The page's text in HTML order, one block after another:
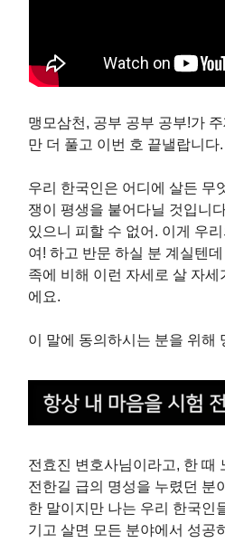
맹모삼천, 공부 공부 공부!가
만 더 풀고 이번 호 끝낼랍니다.
우리 한국인은 어디에 살든 무
쟁이 평생을 붙어다닐 것입니
있으니 피할 수 없어. 이게 우
여! 하고 반문 하실 분 계실텐
족에 비해 이런 자세로 살 자세
에요.
이 말에 동의하시는 분을 위해
전효진 변호사님이라고, 한 때
전한길 급의 명성을 누렸던 분
한 말이지만 나는 우리 한국인
기고 살면 모든 분야에서 성공